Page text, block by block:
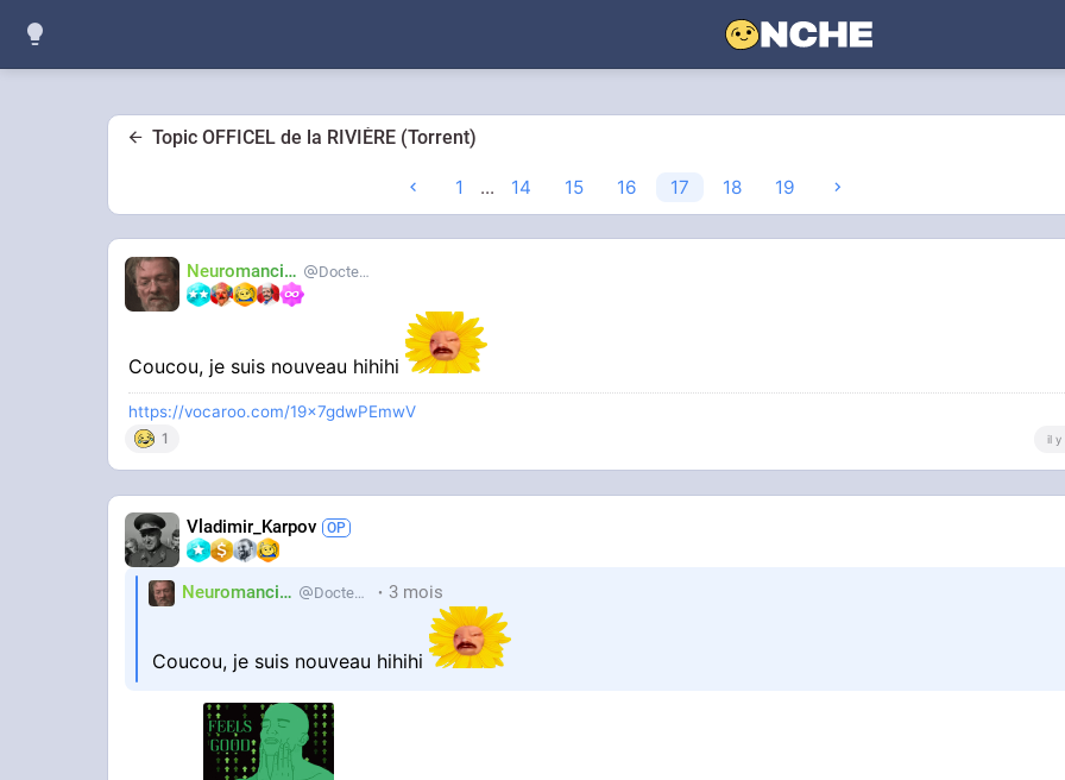
Topic OFFICEL de la RIVIÈRE (Torrent)
1 ... 14 15 16 17 18 19
Neuromancien Docteur-Lulu
Coucou, je suis nouveau hihihi
https://vocaroo.com/19x7gdwPEmwV
1 il y
Vladimir_Karpov
Neuromancien Docteur-Lulu 3 mois
Coucou, je suis nouveau hihihi